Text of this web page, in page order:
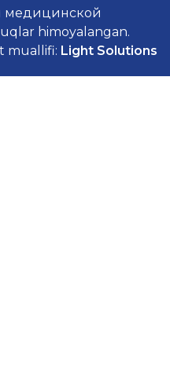
медицинской
himoyalangan.
muallifi: Light Solutions